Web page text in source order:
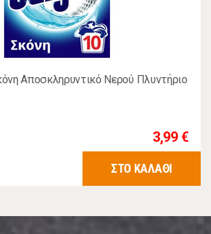
Αποσκληρυντικό Νερού Πλυντήριο
3,99 €
ΣΤΟ ΚΑΛΑΘΙ